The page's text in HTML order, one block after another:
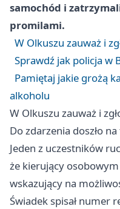
samochód i
promilami.
W Olkuszu zauważ i
Sprawdź jak policja w
Pamiętaj jakie grożą
alkoholu
W Olkuszu zauważ i
Do zdarzenia doszło
Jeden z uczestników
że kierujący
wskazujący na
Świadek spisał numer